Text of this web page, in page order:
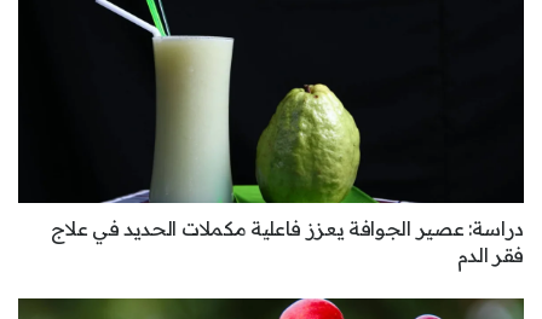
دراسة: عصير الجوافة يعزز فاعلية مكملات الحديد في علاج
فقر الدم